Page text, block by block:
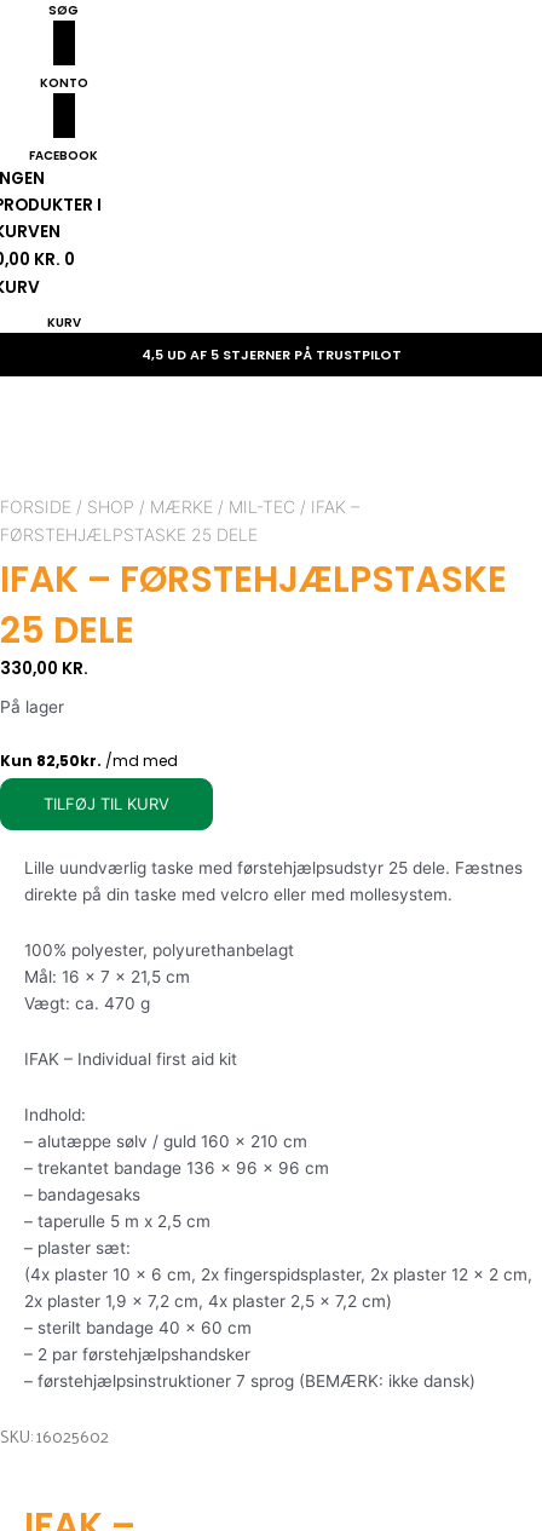
SØG
KONTO
FACEBOOK
I
KR. 0
KURV
4,5 UD AF 5 STJERNER PÅ TRUSTPILOT
FORSIDE / SHOP / MÆRKE / MIL-TEC / IFAK –
FØRSTEHJÆLPSTASKE 25 DELE
IFAK – FØRSTEHJÆLPSTASKE
25 DELE
330,00 KR.
På lager
-
førstehjælpstaske
dele
antal
TILFØJ TIL KURV
Lille uundværlig taske med førstehjælpsudstyr 25 dele. Fæstnes
direkte på din taske med velcro eller med mollesystem.
100% polyester, polyurethanbelagt
Mål: 16 x 7 x 21,5 cm
Vægt: ca. 470 g
IFAK – Individual first aid kit
Indhold:
– alutæppe sølv / guld 160 x 210 cm
– trekantet bandage 136 x 96 x 96 cm
– bandagesaks
– taperulle 5 m x 2,5 cm
– plaster sæt:
(4x plaster 10 x 6 cm, 2x fingerspidsplaster, 2x plaster 12 x 2 cm,
2x plaster 1,9 x 7,2 cm, 4x plaster 2,5 x 7,2 cm)
– sterilt bandage 40 x 60 cm
– 2 par førstehjælpshandsker
– førstehjælpsinstruktioner 7 sprog (BEMÆRK: ikke dansk)
SKU: 16025602